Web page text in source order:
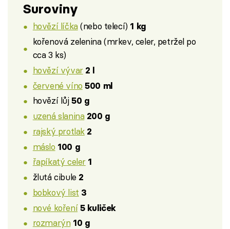
Suroviny
hovězí líčka(nebo telecí) 1 kg
kořenová zelenina (mrkev, celer, petržel po
cca 3 ks)
hovězí vývar 2 l
červené víno 500 ml
hovězí lůj50 g
uzená slanina 200 g
rajský protlak 2
máslo 100 g
řapíkatý celer 1
žlutá cibule 2
bobkový list 3
nové koření 5 kuliček
rozmarýn 10 g